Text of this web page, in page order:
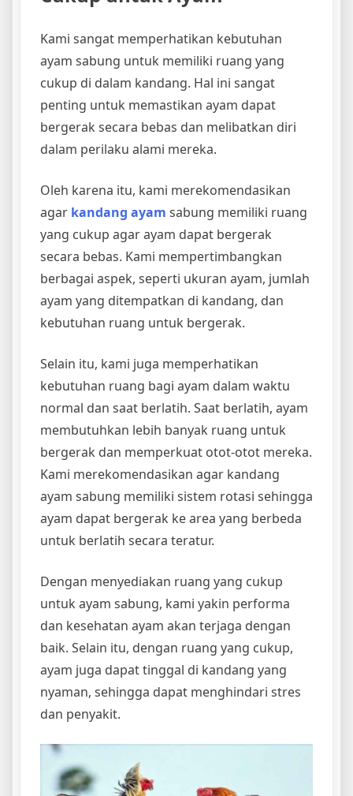
Kami sangat memperhatikan kebutuhan
ayam sabung untuk memiliki ruang yang
cukup di dalam kandang. Hal ini sangat
penting untuk memastikan ayam dapat
bergerak secara bebas dan melibatkan diri
dalam perilaku alami mereka.
Oleh karena itu, kami merekomendasikan
agar kandang ayam sabung memiliki ruang
yang cukup agar ayam dapat bergerak
secara bebas. Kami mempertimbangkan
berbagai aspek, seperti ukuran ayam, jumlah
ayam yang ditempatkan di kandang, dan
kebutuhan ruang untuk bergerak.
Selain itu, kami juga memperhatikan
kebutuhan ruang bagi ayam dalam waktu
normal dan saat berlatih. Saat berlatih, ayam
membutuhkan lebih banyak ruang untuk
bergerak dan memperkuat otot-otot mereka.
Kami merekomendasikan agar kandang
ayam sabung memiliki sistem rotasi sehingga
ayam dapat bergerak ke area yang berbeda
untuk berlatih secara teratur.
Dengan menyediakan ruang yang cukup
untuk ayam sabung, kami yakin performa
dan kesehatan ayam akan terjaga dengan
baik. Selain itu, dengan ruang yang cukup,
ayam juga dapat tinggal di kandang yang
nyaman, sehingga dapat menghindari stres
dan penyakit.